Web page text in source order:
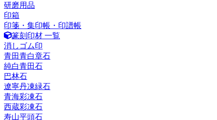
研磨用品
印箱
印箋・集印帳・印譜帳
篆刻印材 一覧
消しゴム印
青田青白章石
純白青田石
巴林石
遼寧丹凍緑石
青海彩凍石
西蔵彩凍石
寿山平頭石